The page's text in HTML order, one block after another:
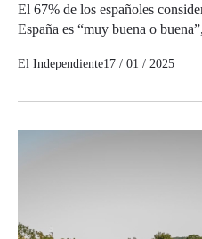
El 67% de los españoles
España es “muy buena o
El Independiente17 / 01 / 2025